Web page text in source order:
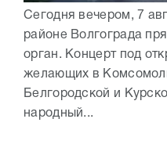
Сегодня вечером, 7
районе Волгограда
орган. Концерт под
желающих в
Белгородской и
народный...